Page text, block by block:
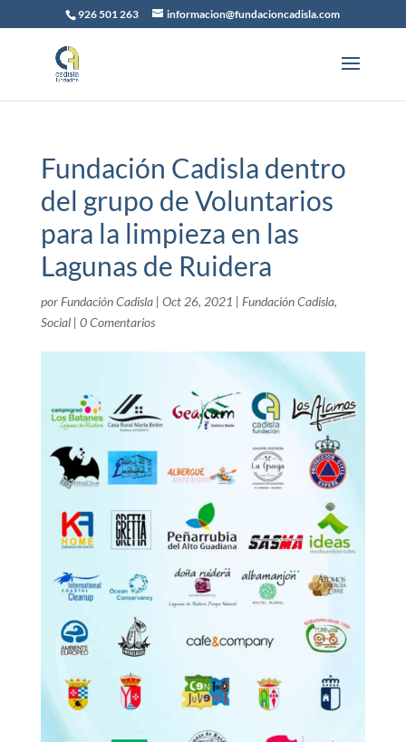
926 501 263 informacion@fundacioncadisla.com
Fundación Cadisla dentro
del grupo de Voluntarios
para la limpieza en las
Lagunas de Ruidera
por Fundación Cadisla| Oct 26, 2021 | Fundación Cadisla,
Social| 0 Comentarios